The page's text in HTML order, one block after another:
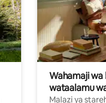
Wahamaji wa
wataalamu
Malazi ya